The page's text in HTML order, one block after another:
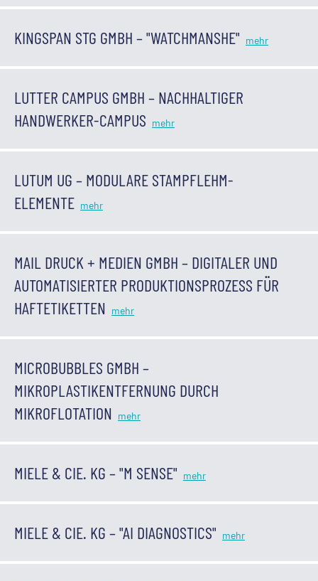
KINGSPAN STG GMBH – "WATCHMANSHE"
LUTTER CAMPUS GMBH – NACHHALTIGER
HANDWERKER-CAMPUS
LUTUM UG – MODULARE STAMPFLEHM-
ELEMENTE
MAIL DRUCK + MEDIEN GMBH – DIGITALER UND
AUTOMATISIERTER PRODUKTIONSPROZESS FÜR
HAFTETIKETTEN
MICROBUBBLES GMBH –
MIKROPLASTIKENTFERNUNG DURCH
MIKROFLOTATION
MIELE & CIE. KG – "M SENSE"
MIELE & CIE. KG – "AI DIAGNOSTICS"